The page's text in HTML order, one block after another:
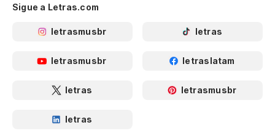
Sigue a Letras.com
letrasmusbr letras
letrasmusbr letraslatam
letras letrasmusbr
letras